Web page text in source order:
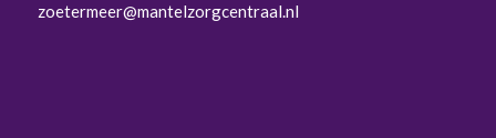
zoetermeer@mantelzorgcentraal.nl